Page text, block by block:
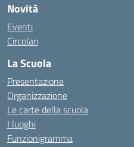
Novità
Eventi
Circolari
La Scuola
Presentazione
Organizzazione
Le carte della scuola
I luoghi
Funzionigramma